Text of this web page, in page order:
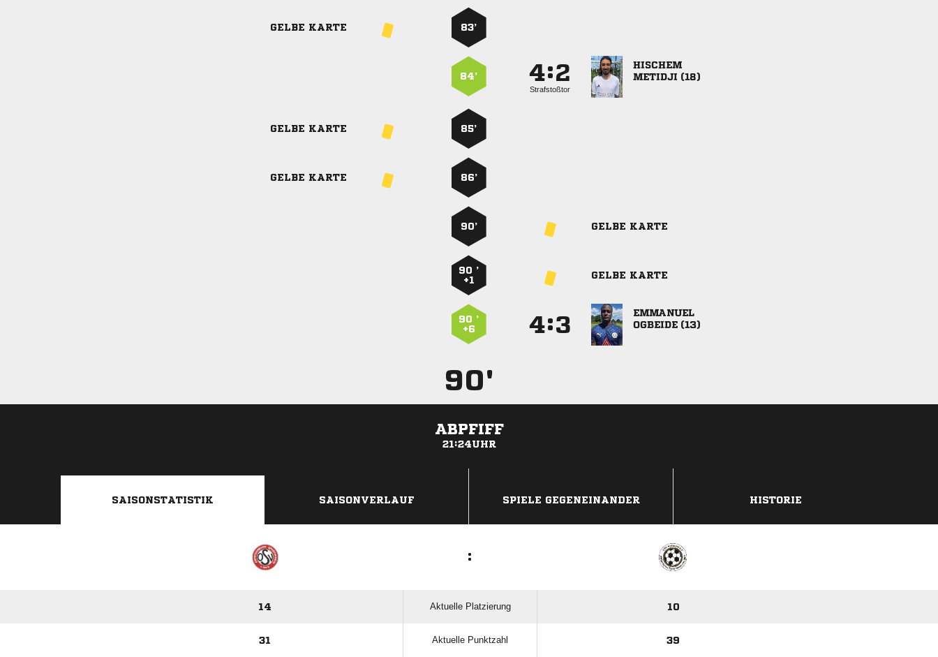
GELBE KARTE 83’
84’ :
Strafstoßtor

 
GELBE KARTE 85’
GELBE KARTE 86’
90’ GELBE KARTE
90 ’
+1
GELBE KARTE
90 ’
+6
:

 
90'
ABPFIFF
21:24UHR
SAISONSTATISTIK SAISONVERLAUF SPIELE GEGENEINANDER HISTORIE
:
14 Aktuelle Platzierung 10
31 Aktuelle Punktzahl 39